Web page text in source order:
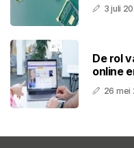
3 juli
De rol
online
26 mei